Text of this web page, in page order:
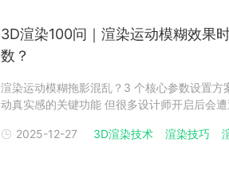
3D渲染100问｜渲染运动模糊效果
数？
渲染运动模糊拖影混乱？3 个核心参数设置
动真实感的关键功能 但很多设计师开启后会遭遇拖影杂乱、边缘破碎、画面模糊失控的问
折扣。瑞云渲染基于海量运动模糊渲染实战案
2025-12-27 3D渲染技术 渲染技巧